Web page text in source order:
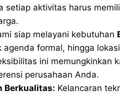
setiap aktivitas harus
siap melayani kebutuhan
formal, hingga
ini memungkinkan
perusahaan Anda.
Berkualitas: Kelancaran